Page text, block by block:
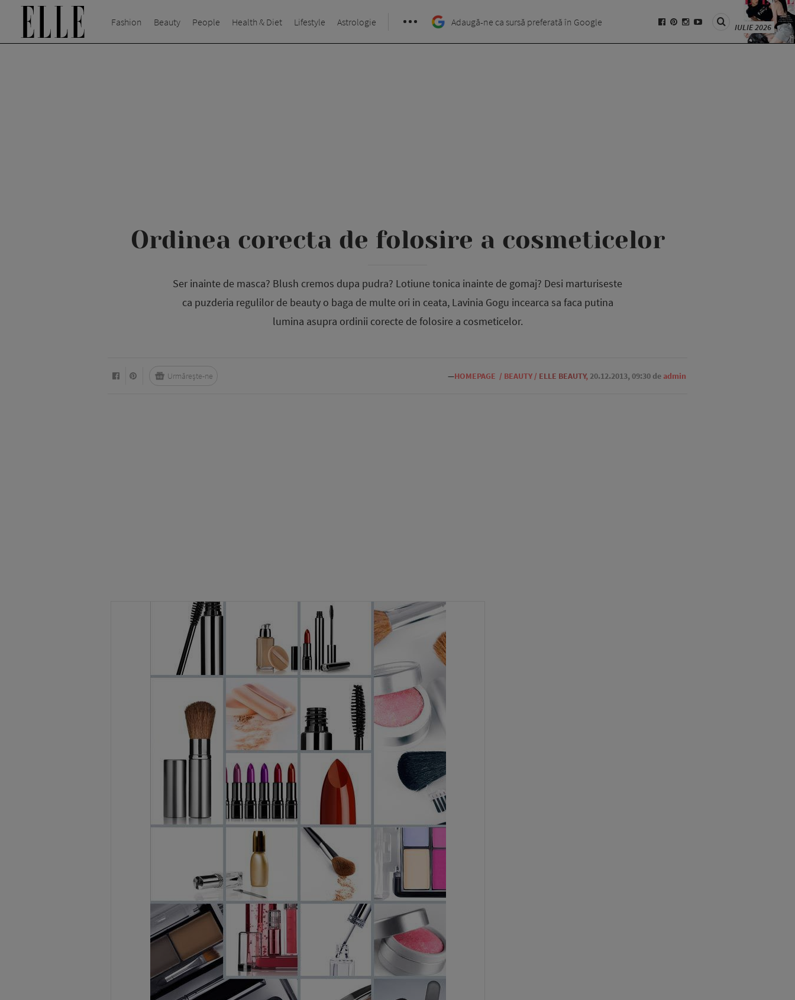
Fashion Beauty People Health & Diet Lifestyle Astrologie Adaugă-ne ca sursă preferată în Google IULIE 2026
Ordinea corecta de folosire a cosmeticelor
Ser inainte de masca? Blush cremos dupa pudra? Lotiune tonica inainte de gomaj? Desi marturiseste
ca puzderia regulilor de beauty o baga de multe ori in ceata, Lavinia Gogu incearca sa faca putina
lumina asupra ordinii corecte de folosire a cosmeticelor.
—HOMEPAGE / BEAUTY / ELLE BEAUTY, 20.12.2013, 09:30 de admin
Urmărește-ne